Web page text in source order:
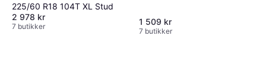
225/60 R18 104T XL Stud
2 978 kr
7 butikker 1 509 kr
7 butikker